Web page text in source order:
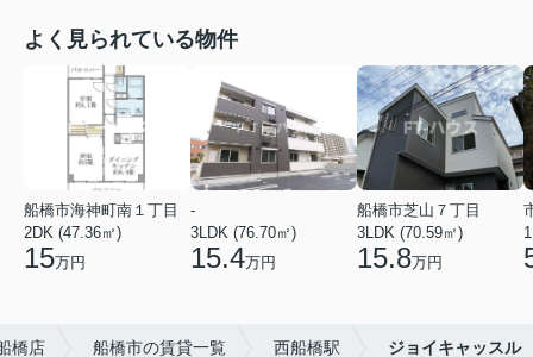
よく見られている物件
船橋市海神町南１丁目
2DK (47.36㎡)
15万円
-
3LDK (76.70㎡)
15.4万円
船橋市芝山７丁目
3LDK (70.59㎡)
15.8万円
橋店 船橋市の賃貸一覧 西船橋駅 ジョイキャッスル